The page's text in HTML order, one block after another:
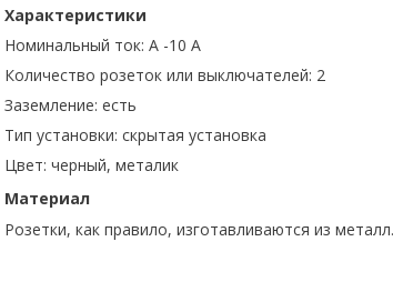
Характеристики
Номинальный ток: А -10 А
Количество розеток или выключателей: 2
Заземление: есть
Тип установки: скрытая установка
Цвет: черный, металик
Материал
Розетки, как правило, изготавливаются из металл.